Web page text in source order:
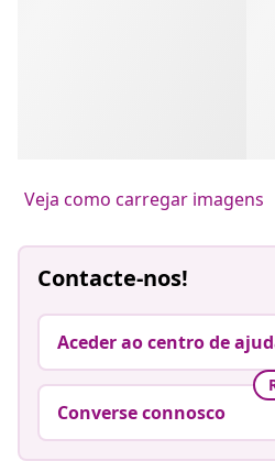
Veja como carregar imagens
Contacte-nos!
Aceder ao centro de
Converse connosco